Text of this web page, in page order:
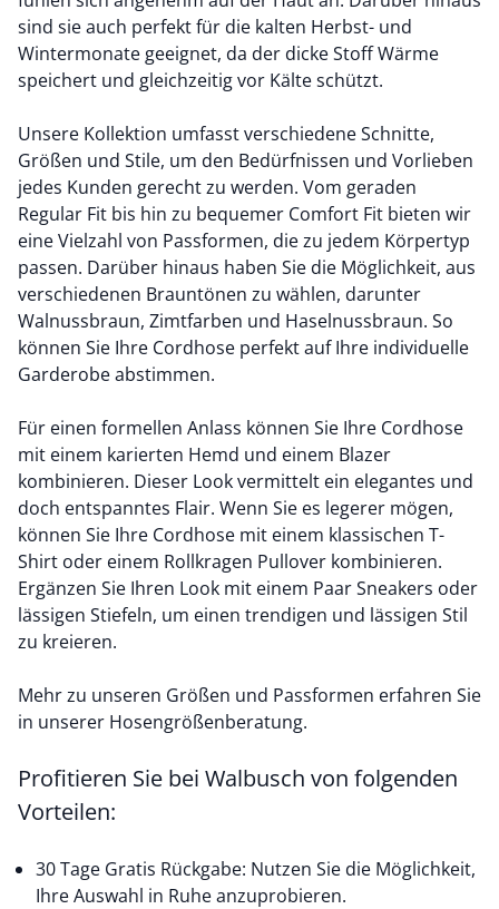
sind sie auch perfekt für die kalten Herbst- und
Wintermonate geeignet, da der dicke Stoff Wärme
speichert und gleichzeitig vor Kälte schützt.
Unsere Kollektion umfasst verschiedene Schnitte,
Größen und Stile, um den Bedürfnissen und Vorlieben
jedes Kunden gerecht zu werden. Vom geraden
Regular Fit bis hin zu bequemer Comfort Fit bieten wir
eine Vielzahl von Passformen, die zu jedem Körpertyp
passen. Darüber hinaus haben Sie die Möglichkeit, aus
verschiedenen Brauntönen zu wählen, darunter
Walnussbraun, Zimtfarben und Haselnussbraun. So
können Sie Ihre Cordhose perfekt auf Ihre individuelle
Garderobe abstimmen.
Für einen formellen Anlass können Sie Ihre Cordhose
mit einem karierten Hemd und einem Blazer
kombinieren. Dieser Look vermittelt ein elegantes und
doch entspanntes Flair. Wenn Sie es legerer mögen,
können Sie Ihre Cordhose mit einem klassischen T-
Shirt oder einem Rollkragen Pullover kombinieren.
Ergänzen Sie Ihren Look mit einem Paar Sneakers oder
lässigen Stiefeln, um einen trendigen und lässigen Stil
zu kreieren.
Mehr zu unseren Größen und Passformen erfahren Sie
in unserer Hosengrößenberatung.
Profitieren Sie bei Walbusch von folgenden
Vorteilen:
30 Tage Gratis Rückgabe: Nutzen Sie die Möglichkeit,
Ihre Auswahl in Ruhe anzuprobieren.